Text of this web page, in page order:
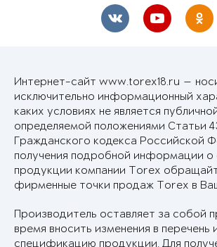
Интернет-сайт www.torex18.ru —
исключительно информационный
каких условиях не является
определяемой положениями Статьи
Гражданского кодекса Российской
получения подробной информации о
продукции компании Torex
фирменные точки продаж Torex в
Производитель оставляет за собой
время вносить изменения в перечень
спецификацию продукции. Для